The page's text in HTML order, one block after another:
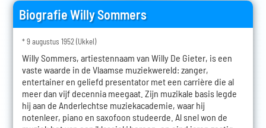
Biografie Willy Sommers
* 9 augustus 1952 (Ukkel)
Willy Sommers, artiestennaam van Willy De Gieter, is een
vaste waarde in de Vlaamse muziekwereld: zanger,
entertainer en geliefd presentator met een carrière die al
meer dan vijf decennia meegaat. Zijn muzikale basis legde
hij aan de Anderlechtse muziekacademie, waar hij
notenleer, piano en saxofoon studeerde. Al snel won de